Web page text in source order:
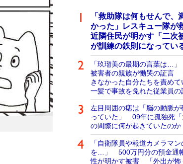
「救助隊は何もせんで、
かった」レスキュー隊が
近隣住民が明かす「二次
が訓練の鉄則になってい
「玖瑠美の最期の言葉は…
被害者の親族が慟哭の証言
きなかった自分たちを責め
一髪で事故を免れた従業員の
左目周囲の痣は「脳の動脈が
っていた」 09年に孤独死「
の間際に何が起きていたのか
「自衛隊員や報道カメラマ
を…」 500万円分の預金通
性が明かす被害 「外出が怖